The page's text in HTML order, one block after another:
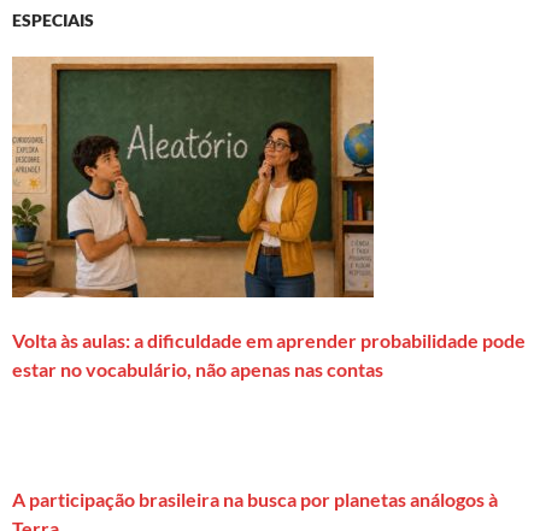
ESPECIAIS
Volta às aulas: a dificuldade em aprender probabilidade pode
estar no vocabulário, não apenas nas contas
A participação brasileira na busca por planetas análogos à